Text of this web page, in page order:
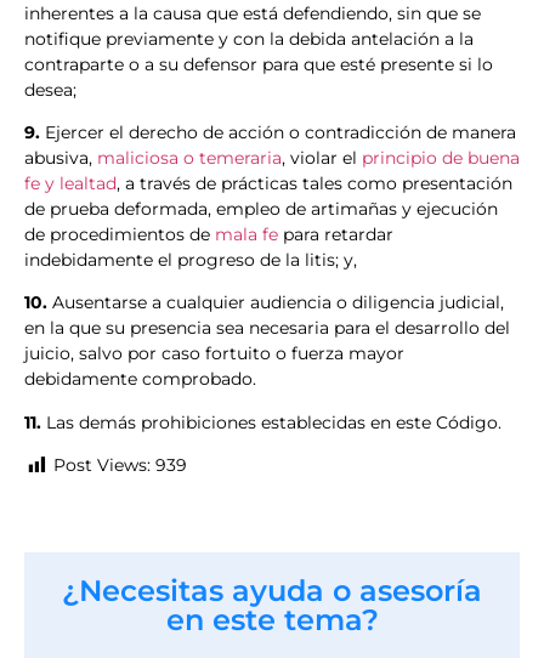
inherentes a la causa que está defendiendo, sin que se
notifique previamente y con la debida antelación a la
contraparte o a su defensor para que esté presente si lo
desea;
9. Ejercer el derecho de acción o contradicción de manera
abusiva, maliciosa o temeraria, violar el principio de buena
fe y lealtad, a través de prácticas tales como presentación
de prueba deformada, empleo de artimañas y ejecución
de procedimientos de mala fe para retardar
indebidamente el progreso de la litis; y,
10. Ausentarse a cualquier audiencia o diligencia judicial,
en la que su presencia sea necesaria para el desarrollo del
juicio, salvo por caso fortuito o fuerza mayor
debidamente comprobado.
11. Las demás prohibiciones establecidas en este Código.
Post Views: 939
¿Necesitas ayuda o asesoría
en este tema?